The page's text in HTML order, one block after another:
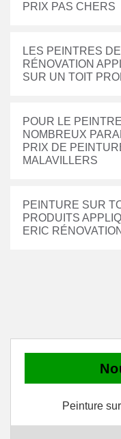
PRIX PAS CHERS
LES PEINTRES
RÉNOVATION
SUR UN TOIT
POUR LE
NOMBREUX
PRIX DE
MALAVILLERS
PEINTURE SUR
PRODUITS
ERIC RÉNOVATION
Peinture